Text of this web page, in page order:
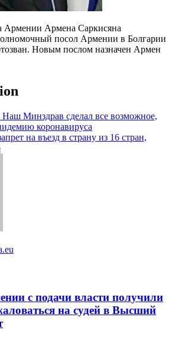
Армении Армена Саркисяна
посол Армении в Болгарии
Новым послом назначен Армен
Минздрав сделал все возможное,
коронавируса
на въезд в страну из 16 стран,
с подачи власти получили
на судей в Высший